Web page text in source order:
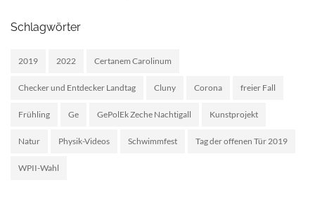
Schlagwörter
2019 2022 Certanem Carolinum
Checker und Entdecker Landtag Cluny Corona freier Fall
Frühling Ge GePolEk Zeche Nachtigall Kunstprojekt
Natur Physik-Videos Schwimmfest Tag der offenen Tür 2019
WPII-Wahl